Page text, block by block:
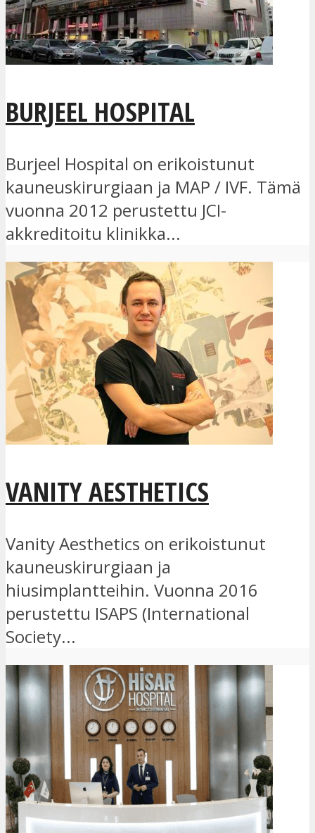
BURJEEL HOSPITAL
Burjeel Hospital on erikoistunut
kauneuskirurgiaan ja MAP / IVF. Tämä
vuonna 2012 perustettu JCI-
akkreditoitu klinikka...
VANITY AESTHETICS
Vanity Aesthetics on erikoistunut
kauneuskirurgiaan ja
hiusimplantteihin. Vuonna 2016
perustettu ISAPS (International
Society...